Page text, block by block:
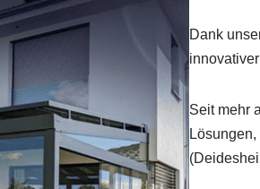
Dank
Seit mehr